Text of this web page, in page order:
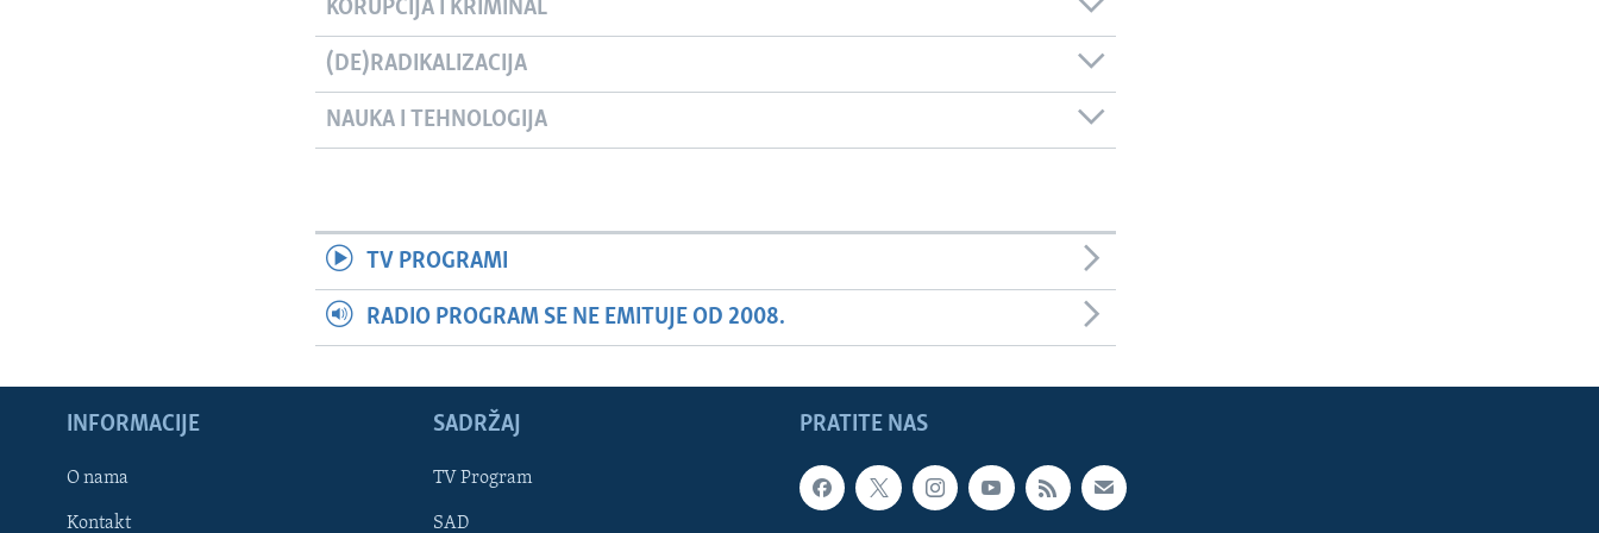
Learning English
KORUPCIJA I KRIMINAL
(DE)RADIKALIZACIJA
NAUKA I TEHNOLOGIJA
TV PROGRAMI
RADIO PROGRAM SE NE EMITUJE OD 2008.
PRATITE NAS
INFORMACIJE
O nama
Kontakt
SADRŽAJ
TV Program
SAD